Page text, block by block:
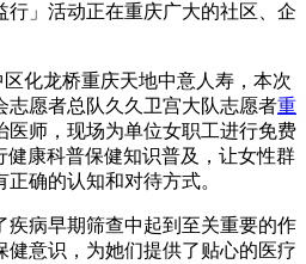
行」活动正在重庆广大的社区、企
化龙桥重庆天地中意人寿，本次
志愿者总队久久卫宫大队志愿者重
医师，现场为单位女职工进行免费
康科普保健知识普及，让女性群
确的认知和对待方式。
疾病早期筛查中起到至关重要的作
健意识，为她们提供了贴心的医疗